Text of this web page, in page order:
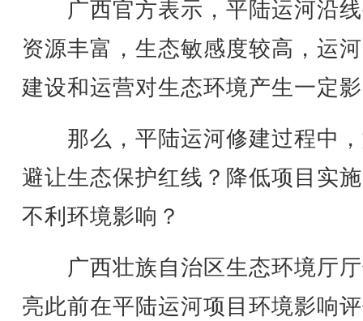
广西官方表示，平陆运河沿
资源丰富，生态敏感度较高，运
建设和运营对生态环境产生一定
那么，平陆运河修建过程中
避让生态保护红线？降低项目实
不利环境影响？
广西壮族自治区生态环境厅
亮此前在平陆运河项目环境影响